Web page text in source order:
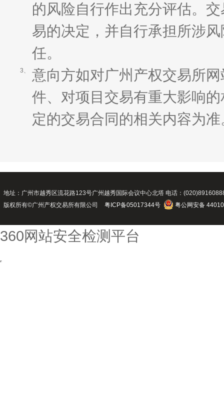
的风险自行作出充分评估。
易的决定，并自行承担所涉
任。
3、
意向方如对广州产权交易所
件、对项目交易有重大影响
定的交易合同的相关内容为准
地址：广州市越秀区流花路123号广州越秀国际会议中心北塔 电话：
版权所有©广州产权交易所有限公司
粤ICP备05017344号 粤公网安备
360网站安全检测平台